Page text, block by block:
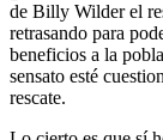
de Billy Wilder el
retrasando para
beneficios a la
sensato esté
rescate.